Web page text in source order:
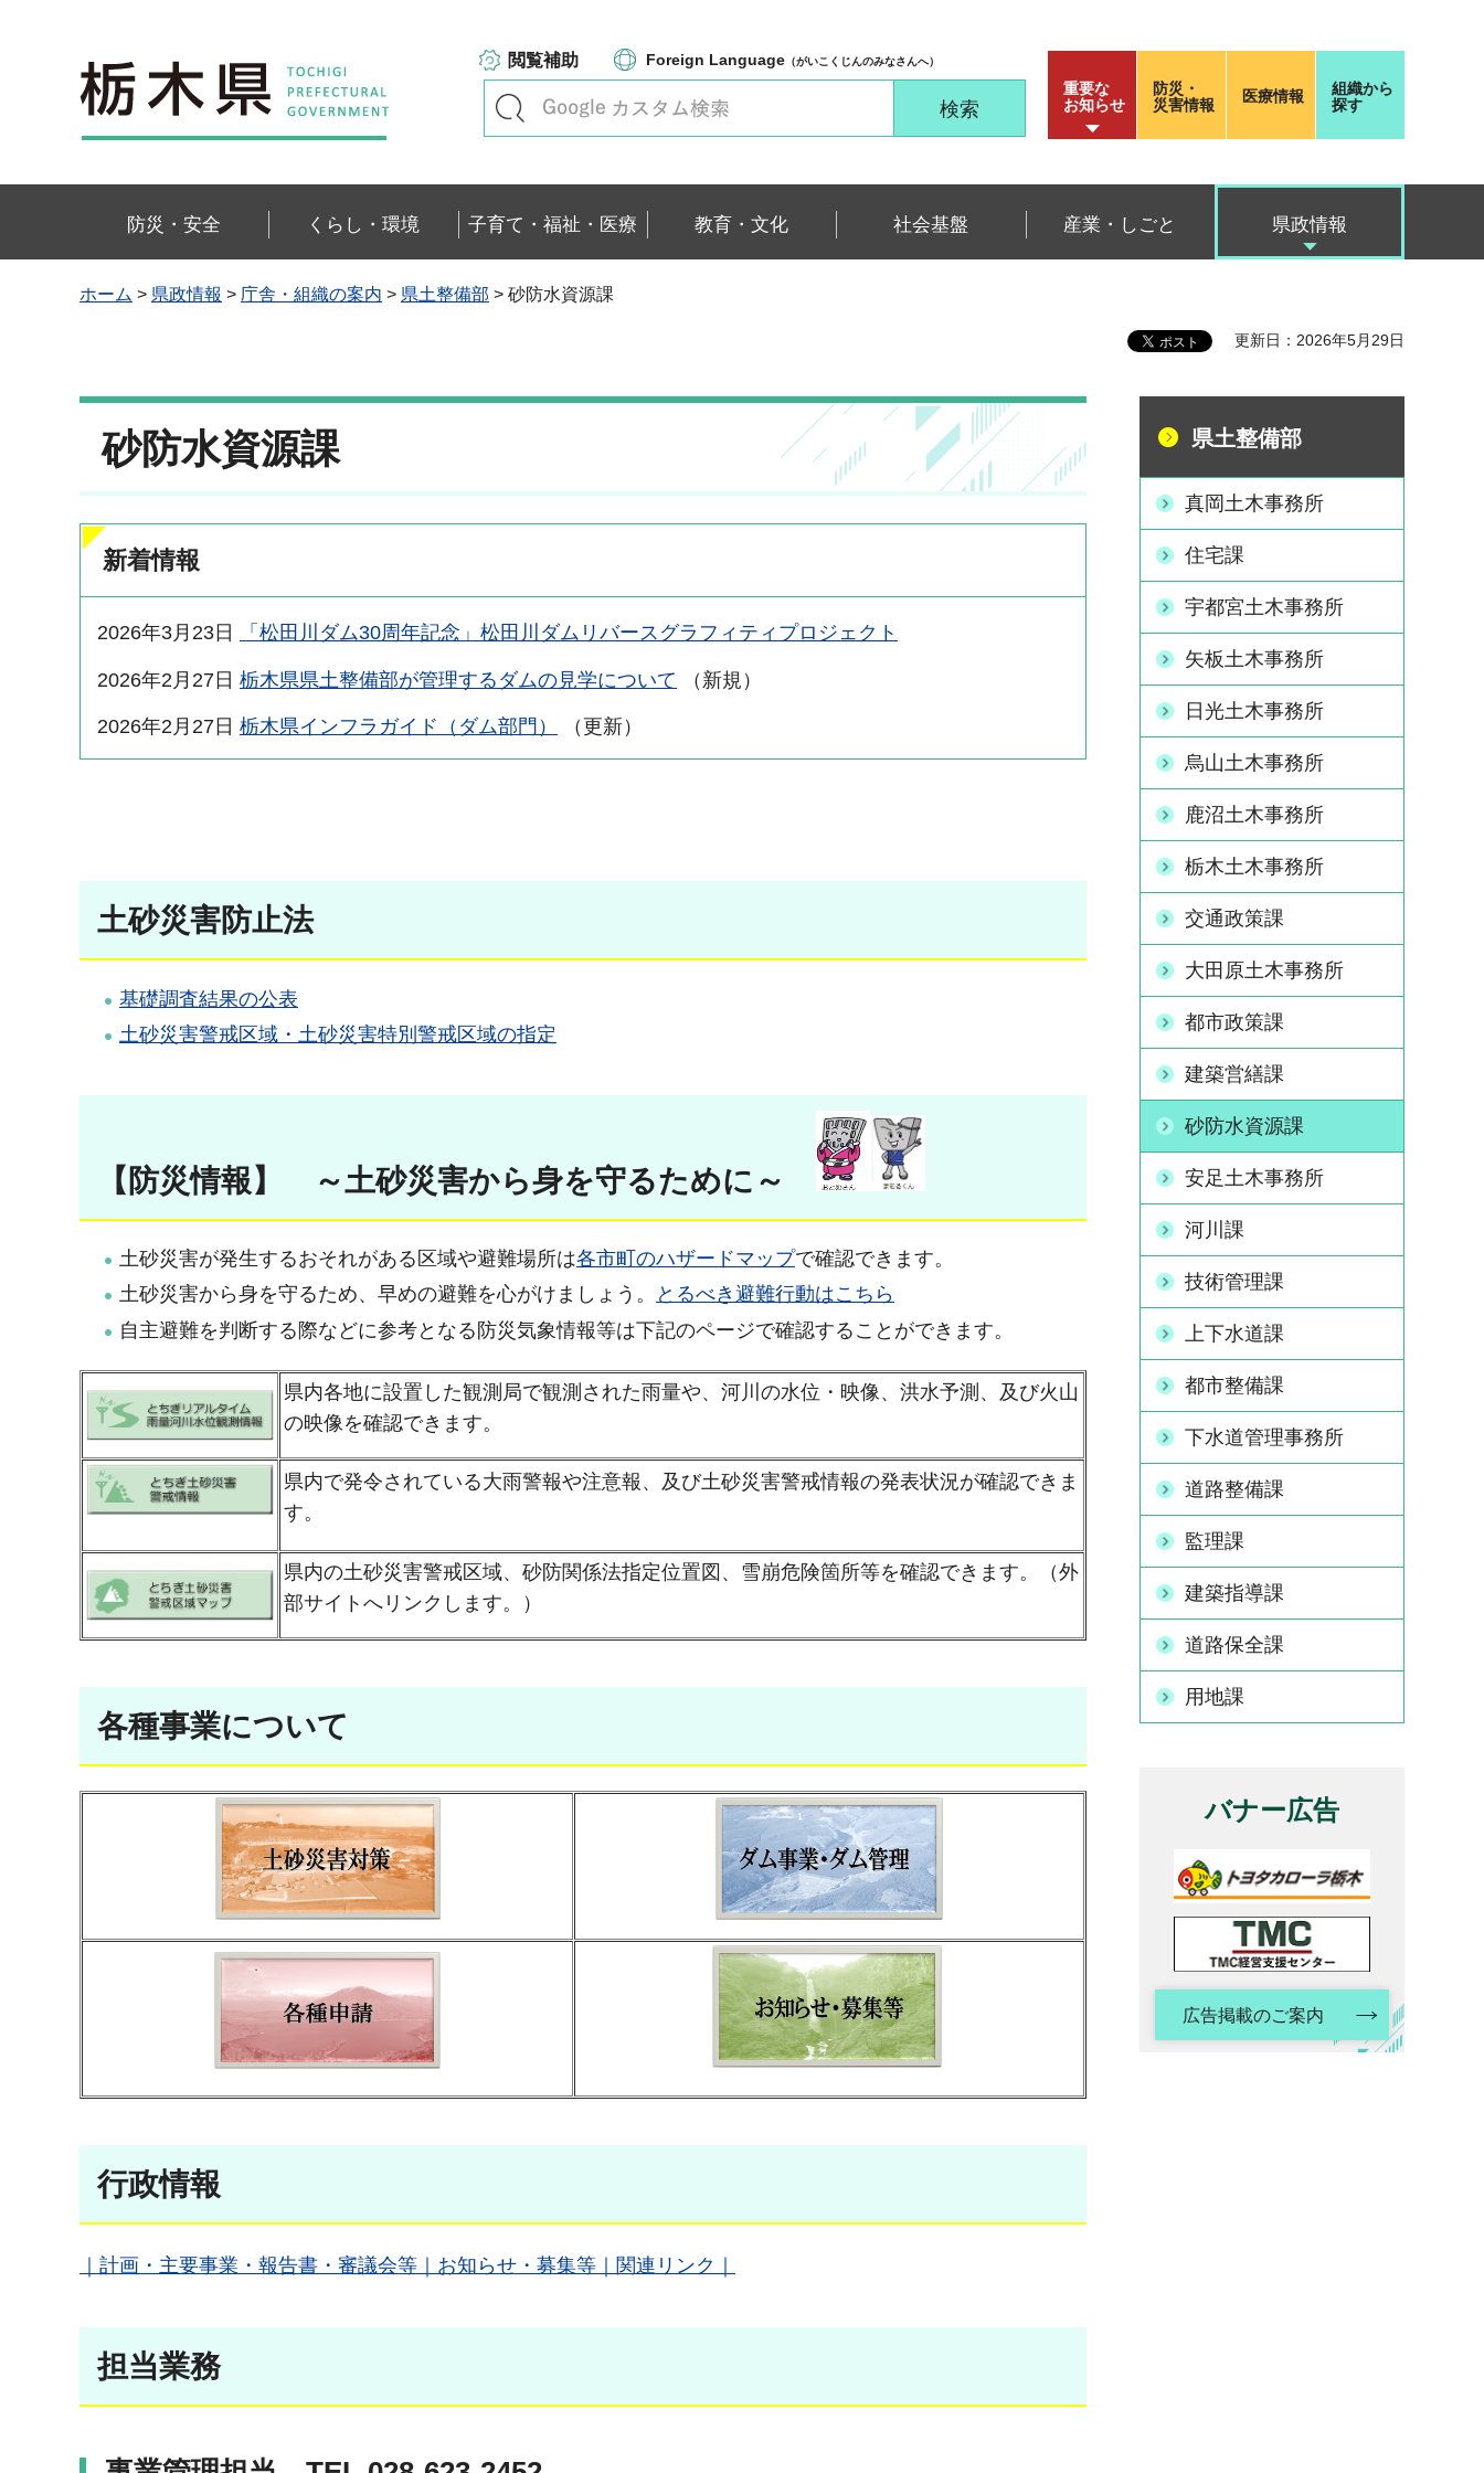
栃木県
閲覧補助 Foreign Language （がいこくじんのみなさんへ）
重要な
お知らせ
防災・
災害情報
医療情報
組織から
探す
防災・安全 くらし・環境 子育て・福祉・医療 教育・文化 社会基盤 産業・しごと 県政情報
ホーム > 県政情報 > 庁舎・組織の案内 > 県土整備部 > 砂防水資源課
更新日：2026年5月29日
砂防水資源課
新着情報
2026年3月23日 「松田川ダム30周年記念」松田川ダムリバースグラフィティプロジェクト
2026年2月27日 栃木県県土整備部が管理するダムの見学について （新規）
2026年2月27日 栃木県インフラガイド（ダム部門） （更新）
土砂災害防止法
基礎調査結果の公表
土砂災害警戒区域・土砂災害特別警戒区域の指定
【防災情報】 ～土砂災害から身を守るために～
土砂災害が発生するおそれがある区域や避難場所は各市町のハザードマップで確認できます。
土砂災害から身を守るため、早めの避難を心がけましょう。
とるべき避難行動はこちら
自主避難を判断する際などに参考となる防災気象情報等は下記のページで確認することができます。
県内各地に設置した観測局で観測された雨量や、河川の水位・映像、洪水予測、及び火山
の映像を確認できます。
県内で発令されている大雨警報や注意報、及び土砂災害警戒情報の発表状況が確認できま
す。
県内の土砂災害警戒区域、砂防関係法指定位置図、雪崩危険箇所等を確認できます。（外
部サイトへリンクします。）
各種事業について
行政情報
｜計画・主要事業・報告書・審議会等｜お知らせ・募集等｜関連リンク｜
担当業務
県土整備部
真岡土木事務所
住宅課
宇都宮土木事務所
矢板土木事務所
日光土木事務所
烏山土木事務所
鹿沼土木事務所
栃木土木事務所
交通政策課
大田原土木事務所
都市政策課
建築営繕課
砂防水資源課
安足土木事務所
河川課
技術管理課
上下水道課
都市整備課
下水道管理事務所
道路整備課
監理課
建築指導課
道路保全課
用地課
バナー広告
広告掲載のご案内